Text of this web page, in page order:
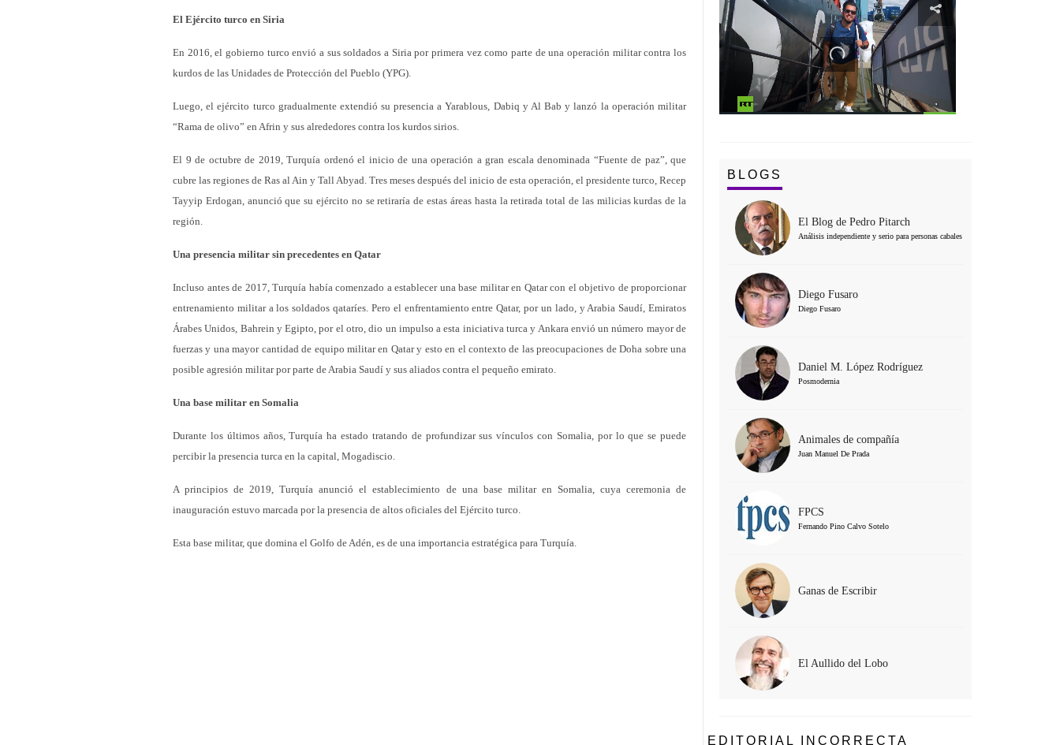
El Ejército turco en Siria
En 2016, el gobierno turco envió a sus soldados a Siria por primera vez como parte de una operación militar contra los
kurdos de las Unidades de Protección del Pueblo (YPG).
Luego, el ejército turco gradualmente extendió su presencia a Yarablous, Dabiq y Al Bab y lanzó la operación militar
“Rama de olivo” en Afrin y sus alrededores contra los kurdos sirios.
El 9 de octubre de 2019, Turquía ordenó el inicio de una operación a gran escala denominada “Fuente de paz”, que
cubre las regiones de Ras al Ain y Tall Abyad. Tres meses después del inicio de esta operación, el presidente turco, Recep
Tayyip Erdogan, anunció que su ejército no se retiraría de estas áreas hasta la retirada total de las milicias kurdas de la
región.
Una presencia militar sin precedentes en Qatar
Incluso antes de 2017, Turquía había comenzado a establecer una base militar en Qatar con el objetivo de proporcionar
entrenamiento militar a los soldados qataríes. Pero el enfrentamiento entre Qatar, por un lado, y Arabia Saudí, Emiratos
Árabes Unidos, Bahrein y Egipto, por el otro, dio un impulso a esta iniciativa turca y Ankara envió un número mayor de
fuerzas y una mayor cantidad de equipo militar en Qatar y esto en el contexto de las preocupaciones de Doha sobre una
posible agresión militar por parte de Arabia Saudí y sus aliados contra el pequeño emirato.
Una base militar en Somalia
Durante los últimos años, Turquía ha estado tratando de profundizar sus vínculos con Somalia, por lo que se puede
percibir la presencia turca en la capital, Mogadiscio.
A principios de 2019, Turquía anunció el establecimiento de una base militar en Somalia, cuya ceremonia de
inauguración estuvo marcada por la presencia de altos oficiales del Ejército turco.
Esta base militar, que domina el Golfo de Adén, es de una importancia estratégica para Turquía.
BLOGS
El Blog de Pedro Pitarch
Análisis independiente y serio para personas cabales
Diego Fusaro
Diego Fusaro
Daniel M. López Rodríguez
Posmodernia
Animales de compañía
Juan Manuel De Prada
FPCS
Fernando Pino Calvo Sotelo
Ganas de Escribir
El Aullido del Lobo
EDITORIAL INCORRECTA